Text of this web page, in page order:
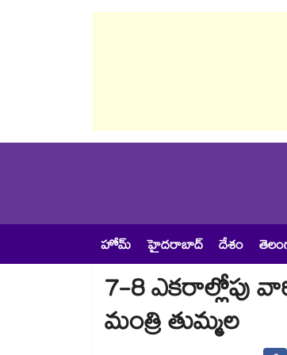
హోమ్ హైదరాబాద్ దేశం
7-8 ఎకరాల్లోపు
మంత్రి తుమ్మల